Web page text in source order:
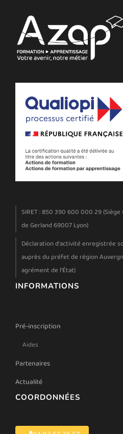
SIRET : 850 390 600 000 29
de Gerland 69007 Lyon)
Déclaration d'activité enregistrée
auprès du préfet de région
agrément de l'État)
INFORMATIONS
Pré-inscription
Aides
Partenaires
Actualité
COORDONNÉES